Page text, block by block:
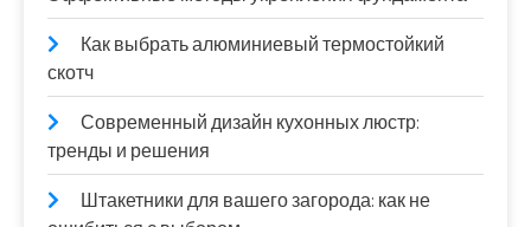
Как выбрать алюминиевый термостойкий
скотч
Современный дизайн кухонных люстр:
тренды и решения
Штакетники для вашего загорода: как не